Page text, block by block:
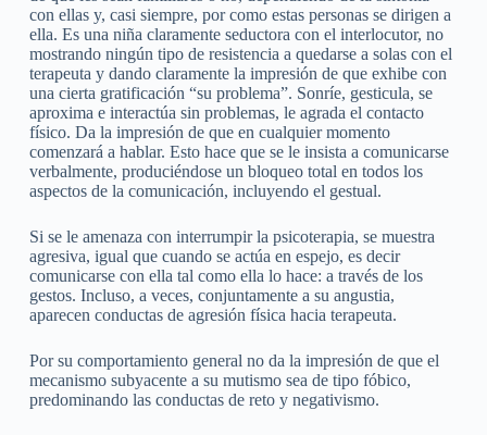
con ellas y, casi siempre, por como estas personas se dirigen a
ella. Es una niña claramente seductora con el interlocutor, no
mostrando ningún tipo de resistencia a quedarse a solas con el
terapeuta y dando claramente la impresión de que exhibe con
una cierta gratificación “su problema”. Sonríe, gesticula, se
aproxima e interactúa sin problemas, le agrada el contacto
físico. Da la impresión de que en cualquier momento
comenzará a hablar. Esto hace que se le insista a comunicarse
verbalmente, produciéndose un bloqueo total en todos los
aspectos de la comunicación, incluyendo el gestual.
Si se le amenaza con interrumpir la psicoterapia, se muestra
agresiva, igual que cuando se actúa en espejo, es decir
comunicarse con ella tal como ella lo hace: a través de los
gestos. Incluso, a veces, conjuntamente a su angustia,
aparecen conductas de agresión física hacia terapeuta.
Por su comportamiento general no da la impresión de que el
mecanismo subyacente a su mutismo sea de tipo fóbico,
predominando las conductas de reto y negativismo.